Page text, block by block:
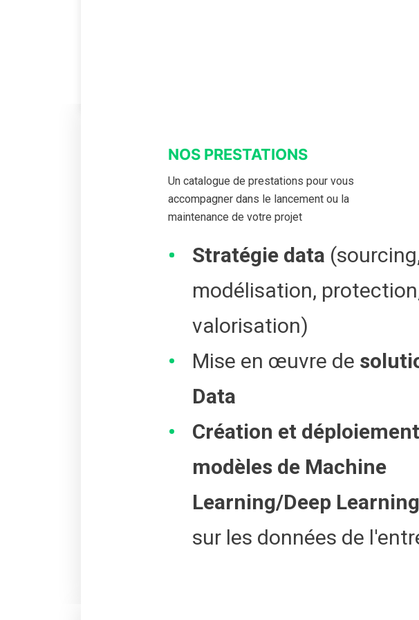
NOS PRESTATIONS
Un catalogue de prestations pour vous
accompagner dans le lancement ou la
maintenance de votre projet
Stratégie data
modélisation,
valorisation)
Mise en œuvre de
Data
Création et
modèles de Machine
Learning/Deep Learning
sur les données de